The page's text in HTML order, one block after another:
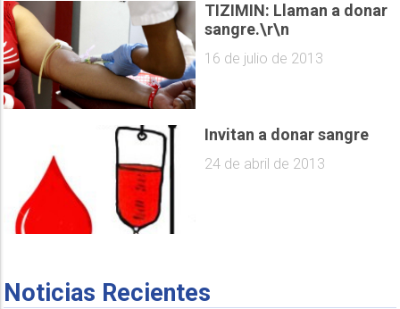
TIZIMIN: Llaman a donar
sangre.\r\n
16 de julio de 2013
Invitan a donar sangre
24 de abril de 2013
Noticias Recientes